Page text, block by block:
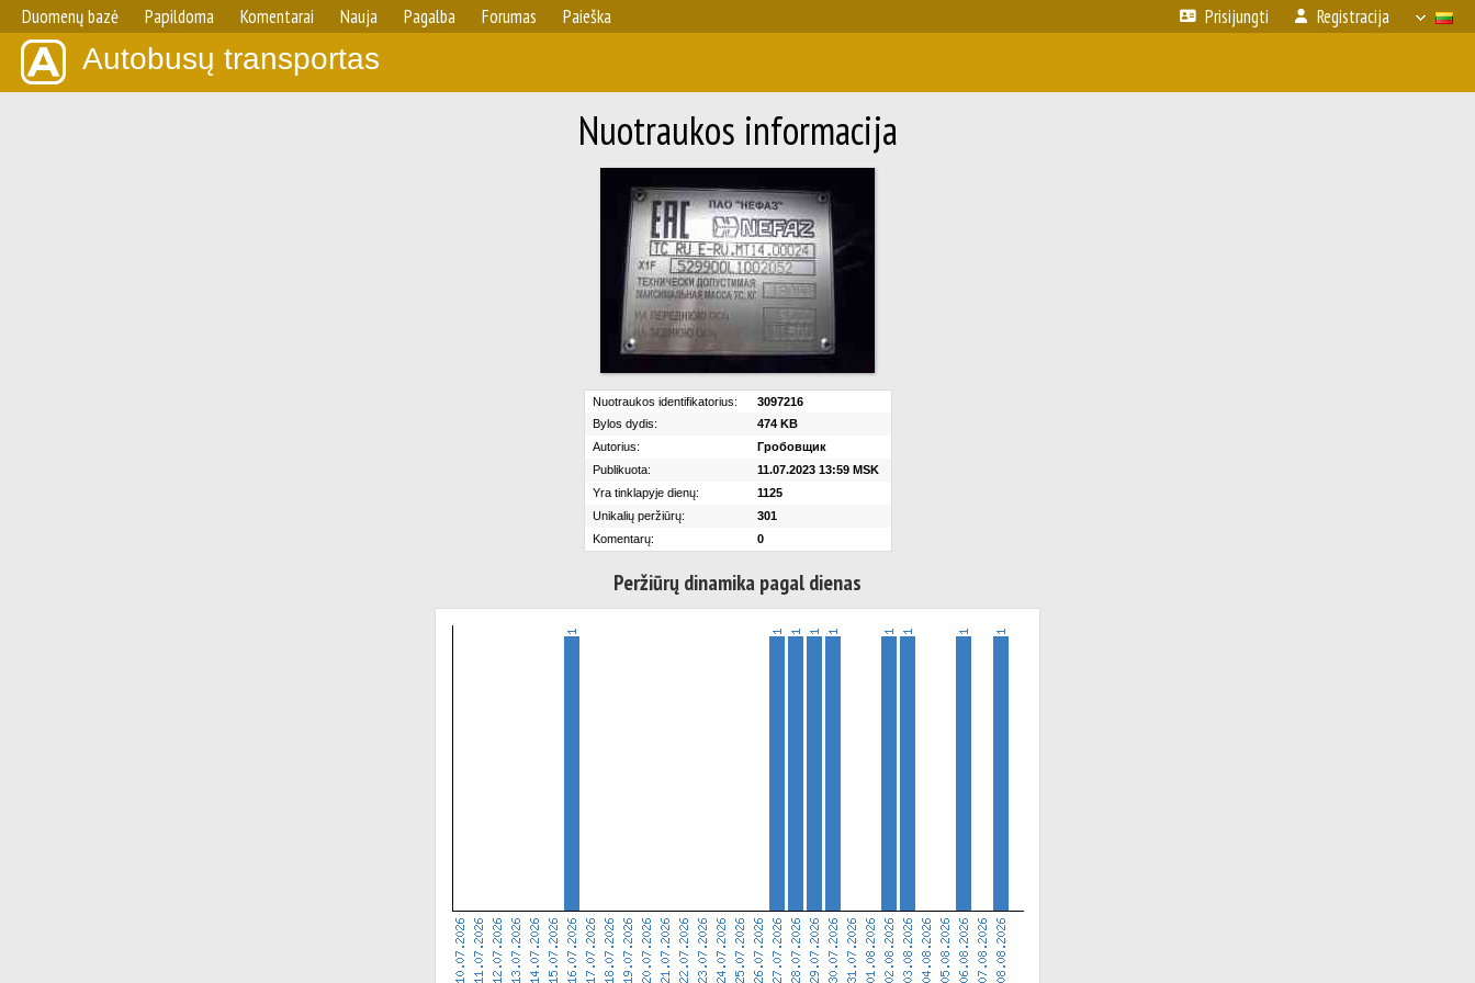
Duomenų bazė Papildoma Komentarai Nauja Pagalba Forumas Paieška Prisijungti Registracija
Autobusų transportas
Nuotraukos informacija
Nuotraukos identifikatorius:
3097216
Bylos dydis:
474 KB
Autorius:
Гробовщик
Publikuota:
11.07.2023 13:59 MSK
Yra tinklapyje dienų:
1125
Unikalių peržiūrų:
301
Komentarų:
0
Peržiūrų dinamika pagal dienas